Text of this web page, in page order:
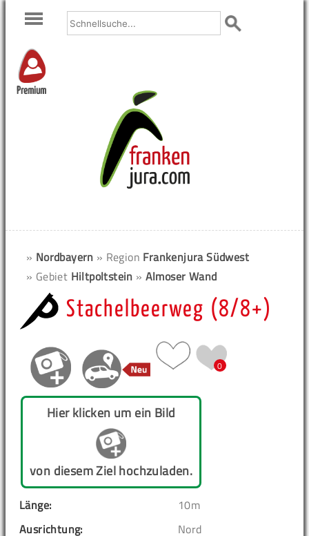
Premium
» Nordbayern » Region Frankenjura Südwest
» Gebiet Hiltpoltstein » Almoser Wand
Stachelbeerweg (8/8+)
0
Hier klicken um ein Bild
von diesem Ziel hochzuladen.
Länge:
10m
Ausrichtung:
Nord